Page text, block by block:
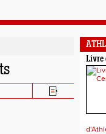
Livre